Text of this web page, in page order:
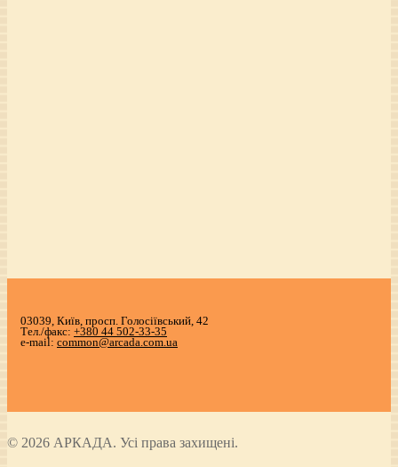
03039, Київ, просп. Голосіївський, 42
Тел./факс: +380 44 502-33-35
e-mail: common@arcada.com.ua
© 2026 АРКАДА. Усі права захищені.